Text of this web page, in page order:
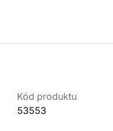
Kód produktu
53553